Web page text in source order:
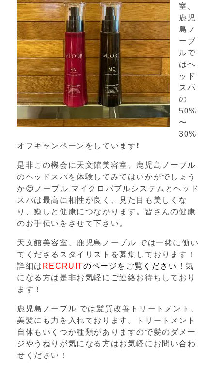
室、
鹿児
島ノ
ーブ
ルで
はヘ
ッド
スパ
の
50%
〜
30%
オフキャンペーンをしています❗️
是非この機会に天文館美容室、 鹿児島ノーブル
のヘッドスパを体験してみてはいかがでしょう
か😊ノーブル マイクロバブルシステムとヘッド
スパは最高に相性が良く、見た目も美しくな
り、癒しと健康につながります。 皆さんの健康
のお手伝いをさせて下さい。
天文館美容室、鹿児島ノーブル では一緒に働い
てくださるスタイリストを募集しております！
詳細は RECRUITのページをご覧ください！気
になる方は是非お気軽にご連絡お待ちしており
ます！
鹿児島ノーブル では髪質改善トリートメント、
美髪にも力を入れております。トリートメント
自体もいくつか種類がありますので髪のダメー
ジやうねりが気になる方はお気軽にお問い合わ
せください！